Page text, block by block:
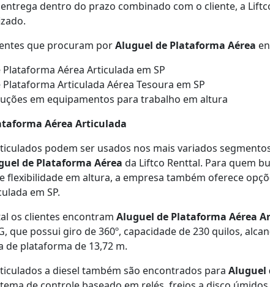
dentro do prazo combinado com o cliente, a
que procuram porAluguel de Plataforma Aérea
Aérea Articulada em SP
Articulada Aérea Tesoura em SP
em equipamentos para trabalho em altura
Aérea Articulada
podem ser usados nos mais variados
de Plataforma Aérea da Liftco Renttal. Para quem
flexibilidade em altura, a empresa também oferece
em SP.
os clientes encontram Aluguel de Plataforma Aérea
que possui giro de 360º, capacidade de 230 quilos,
de plataforma de 13,72 m.
a diesel também são encontrados para Aluguel